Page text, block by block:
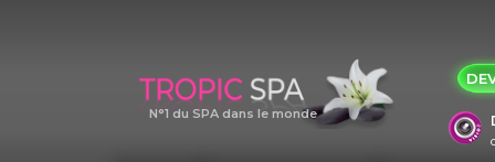
N°1 du SPA dans le monde